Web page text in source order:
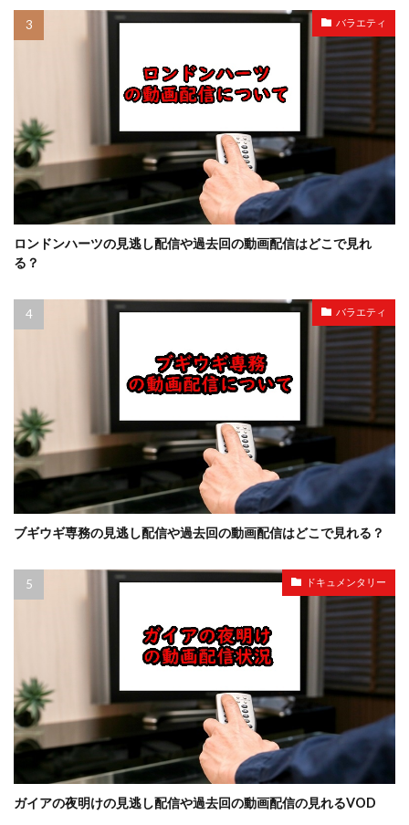
バラエティ
ロンドンハーツの見逃し配信や過去回の動画配信はどこで見れ
る？
バラエティ
ブギウギ専務の見逃し配信や過去回の動画配信はどこで見れる？
ドキュメンタリー
ガイアの夜明けの見逃し配信や過去回の動画配信の見れるVOD